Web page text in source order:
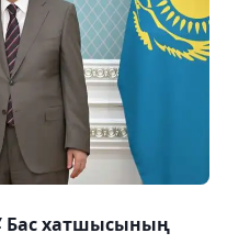
Бас хатшысының